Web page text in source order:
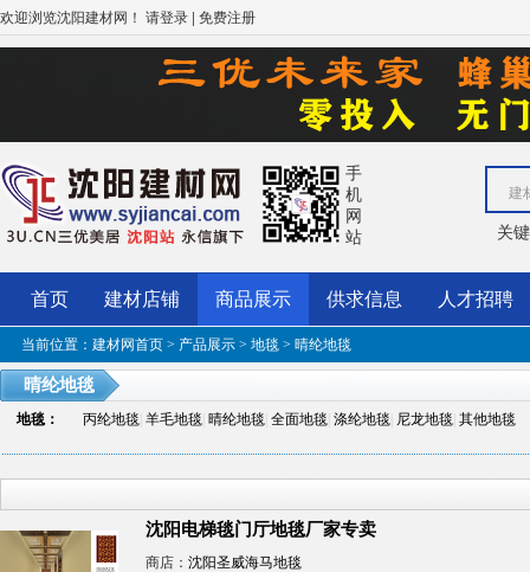
欢迎浏览沈阳建材网！ 请登录 | 免费注册
手
机
网
站
建
关
首页 建材店铺 商品展示 供求信息 人才招聘
当前位置： 建材网首页 > 产品展示 > 地毯 > 晴纶地毯
晴纶地毯
地毯： 丙纶地毯 羊毛地毯 晴纶地毯 全面地毯 涤纶地毯 尼龙地毯 其他地毯
沈阳电梯毯门厅地毯厂家专卖
商店： 沈阳圣威海马地毯